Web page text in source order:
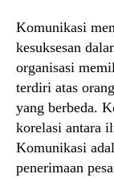
Komunikasi
kesuksesan
organisasi
terdiri atas
yang berbeda.
korelasi antara
Komunikasi
penerimaan